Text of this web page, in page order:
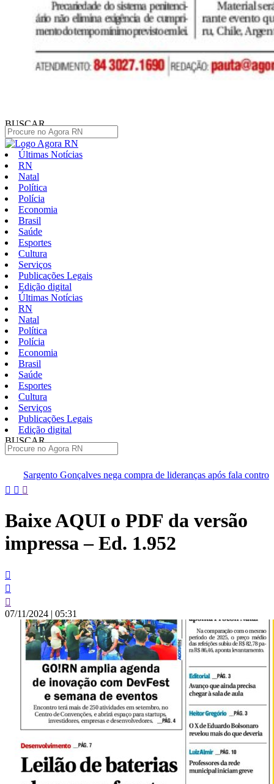
BUSCAR
Últimas Notícias
RN
Natal
Política
Polícia
Economia
Brasil
Saúde
Esportes
Cultura
Serviços
Publicações Legais
Edição digital
Últimas Notícias
RN
Natal
Política
Polícia
Economia
Brasil
Saúde
Esportes
Cultura
Serviços
Publicações Legais
Edição digital
BUSCAR
nega compra de lideranças após fala controversa em entrevista
Pular
conteúdo
Baixe AQUI o PDF da versão
impressa – Ed. 1.952
07/11/2024 | 05:31